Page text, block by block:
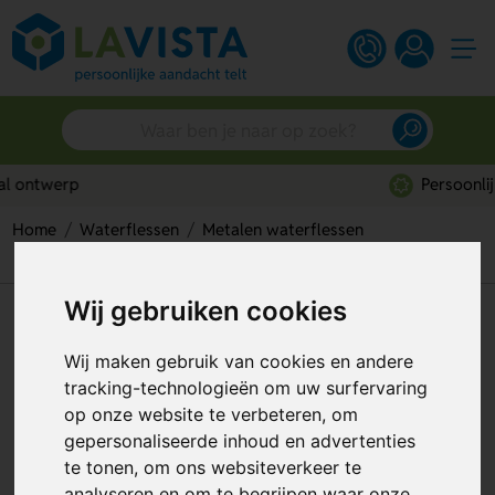
Wij gebruiken cookies
Wij maken gebruik van cookies en andere
tracking-technologieën om uw surfervaring
op onze website te verbeteren, om
gepersonaliseerde inhoud en advertenties
te tonen, om ons websiteverkeer te
Home Waterflessen
Metalen waterflessen
RVS drinkfles met draagriem
Artikelnummer: 278004